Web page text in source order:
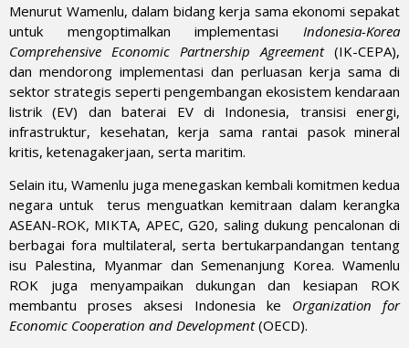
Menurut Wamenlu, dalam bidang kerja sama ekonomi sepakat
untuk mengoptimalkan implementasi Indonesia-Korea
Comprehensive Economic Partnership Agreement(IK-CEPA),
dan mendorong implementasi dan perluasan kerja sama di
sektor strategis seperti pengembangan ekosistem kendaraan
listrik (EV) dan baterai EV di Indonesia, transisi energi,
infrastruktur, kesehatan, kerja sama rantai pasok mineral
kritis, ketenagakerjaan, serta maritim.
Selain itu, Wamenlu juga menegaskan kembali komitmen kedua
negara untuk terus menguatkan kemitraan dalam kerangka
ASEAN-ROK, MIKTA, APEC, G20, saling dukung pencalonan di
berbagai fora multilateral, serta bertukarpandangan tentang
isu Palestina, Myanmar dan Semenanjung Korea. Wamenlu
ROK juga menyampaikan dukungan dan kesiapan ROK
membantu proses aksesi Indonesia ke Organization for
Economic Cooperation and Development(OECD).